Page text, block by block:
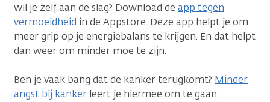
wil je zelf aan de slag? Download de app tegen
vermoeidheid in de Appstore. Deze app helpt je om
meer grip op je energiebalans te krijgen. En dat helpt
dan weer om minder moe te zijn.
Ben je vaak bang dat de kanker terugkomt? Minder
angst bij kanker leert je hiermee om te gaan